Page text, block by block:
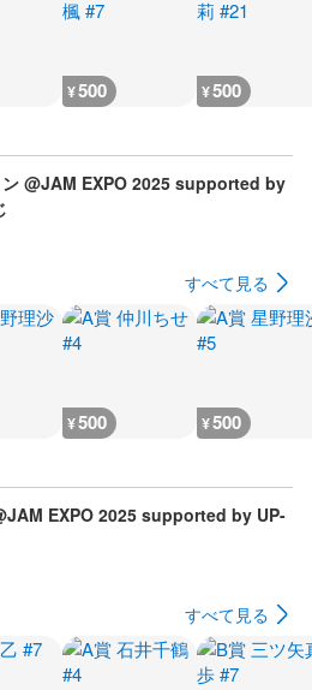
¥500 ¥500
ン @JAM EXPO 2025 supported by
すべて見る
¥500 ¥500
EXPO 2025 supported by UP-
すべて見る